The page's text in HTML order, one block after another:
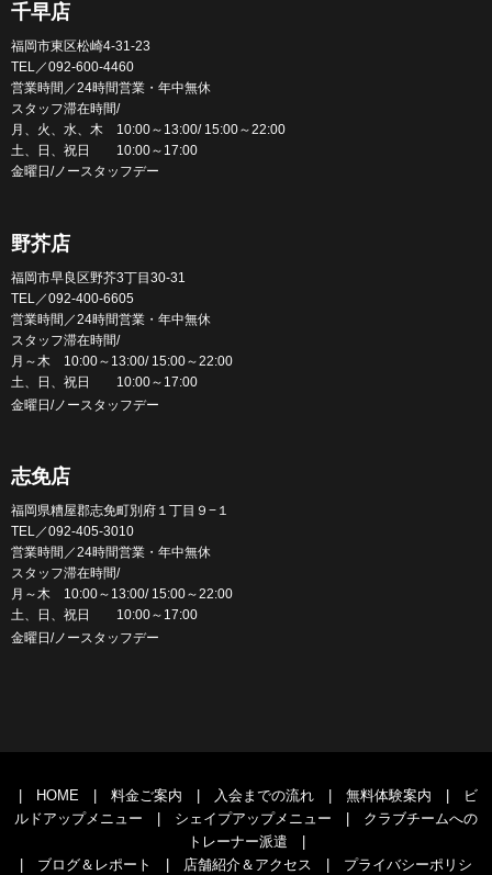
千早店
福岡市東区松崎4-31-23
TEL／092-600-4460
営業時間／24時間営業・年中無休
スタッフ滞在時間/
月、火、水、木 10:00～13:00/ 15:00～22:00
土、日、祝日 10:00～17:00
金曜日/ノースタッフデー
野芥店
福岡市早良区野芥3丁目30-31
TEL／092-400-6605
営業時間／24時間営業・年中無休
スタッフ滞在時間/
月～木 10:00～13:00/ 15:00～22:00
土、日、祝日 10:00～17:00
金曜日/ノースタッフデー
志免店
福岡県糟屋郡志免町別府１丁目９−１
TEL／092-405-3010
営業時間／24時間営業・年中無休
スタッフ滞在時間/
月～木 10:00～13:00/ 15:00～22:00
土、日、祝日 10:00～17:00
金曜日/ノースタッフデー
HOME 料金ご案内 入会までの流れ 無料体験案内
ビ
ルドアップメニュー
シェイプアップメニュー
クラブチームへの
トレーナー派遣
ブログ＆レポート 店舗紹介＆アクセス プライバシーポリシ